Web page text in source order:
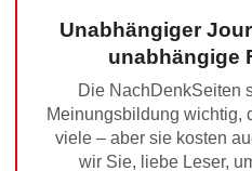
Unabhängiger
unabhängige
Die NachDenkSeiten
Meinungsbildung wichtig,
viele – aber sie kosten
wir Sie, liebe Leser,